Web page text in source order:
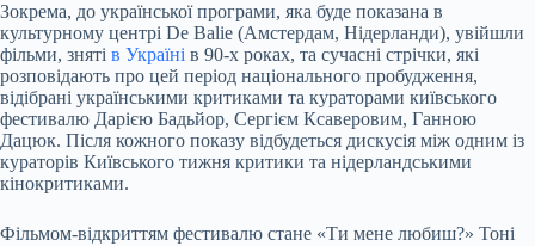
Зокрема, до української програми, яка буде показана в
культурному центрі De Balie (Амстердам, Нідерланди), увійшли
фільми, зняті в Україні в 90-х роках, та сучасні стрічки, які
розповідають про цей період національного пробудження,
відібрані українськими критиками та кураторами київського
фестивалю Дарією Бадьйор, Сергієм Ксаверовим, Ганною
Дацюк. Після кожного показу відбудеться дискусія між одним із
кураторів Київського тижня критики та нідерландськими
кінокритиками.
Фільмом-відкриттям фестивалю стане «Ти мене любиш?» Тоні